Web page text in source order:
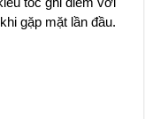
gặp mặt lần đầu.